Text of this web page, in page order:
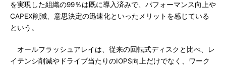
を実現した組織の99％は既に導入済みで、パフォーマンス向上や
CAPEX削減、意思決定の迅速化といったメリットを感じている
という。
オールフラッシュアレイは、従来の回転式ディスクと比べ、レ
イテンシ削減やドライブ当たりのIOPS向上だけでなく、ワーク